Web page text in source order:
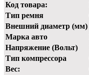
Код товара:
Тип ремня
Внешний диаметр (мм)
Марка авто
Напряжение (Вольт)
Тип компрессора
Вес: